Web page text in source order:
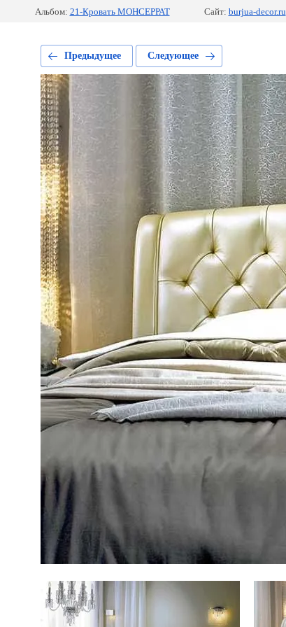
Альбом: 21-Кровать МОНСЕРРАТ Сайт: burjua-decor.ru
Предыдущее Следующее